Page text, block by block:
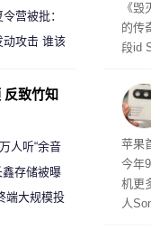
《
的传
段id
苹果
今年
机更
人
限审查
营被批：
动攻击 谁该
反致竹知
人听“余音
存储被曝
发基地
端大规模投